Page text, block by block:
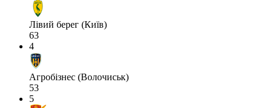
Лівий берег (Київ)
63
4
Агробізнес (Волочиськ)
53
5